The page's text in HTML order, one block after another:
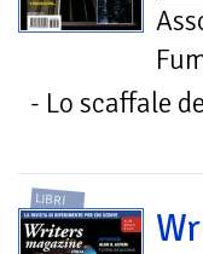
- Lo scaffale
LIBRI